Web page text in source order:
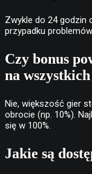
Zwykle do 24 godzin
przypadku
Czy bonus
na
Nie, większość gier
obrocie (np. 10%).
się w 100%.
Jakie są